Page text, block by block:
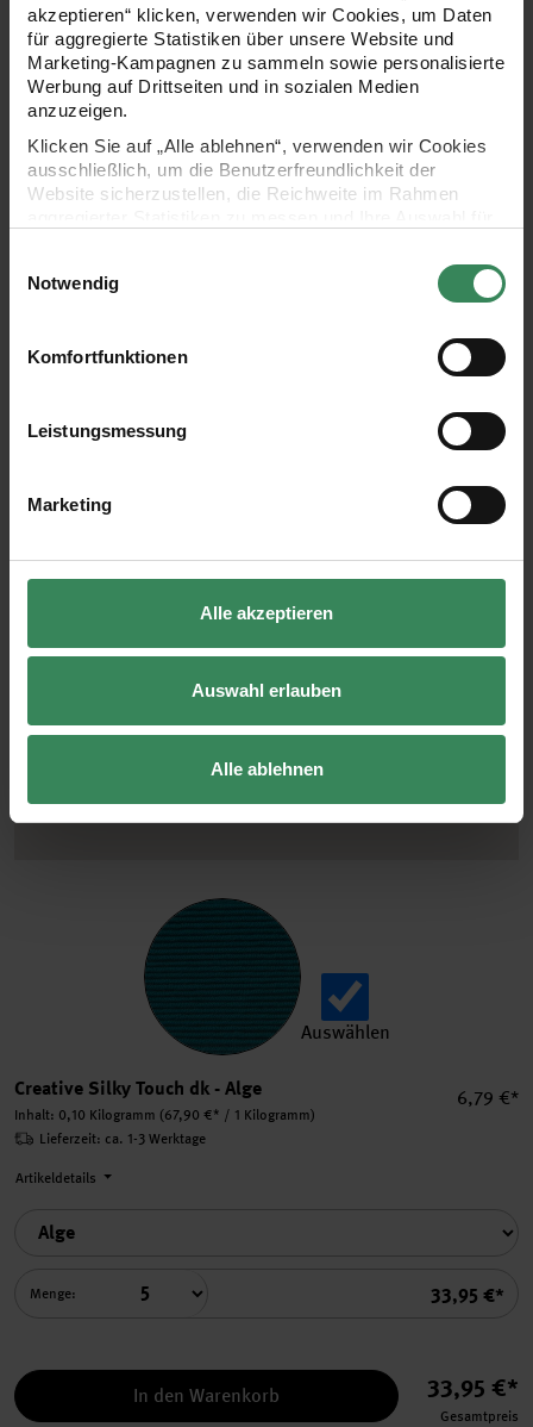
akzeptieren“ klicken, verwenden wir Cookies, um Daten
für aggregierte Statistiken über unsere Website und
Marketing-Kampagnen zu sammeln sowie personalisierte
Werbung auf Drittseiten und in sozialen Medien
anzuzeigen.
Klicken Sie auf „Alle ablehnen“, verwenden wir Cookies
ausschließlich, um die Benutzerfreundlichkeit der
Website sicherzustellen, die Reichweite im Rahmen
Ihre Einwilligung ist freiwillig und kann jederzeit über den
Link „Cookie-Einstellungen“ im Fußbereich der Seite
verwendeten Technologien und den Empfängern der
Daten finden Sie in unserer Datenschutzerklärung.
Notwendig
Komfortfunktionen
Leistungsmessung
Marketing
Alle akzeptieren
Auswahl erlauben
Alle ablehnen
unterhalb der Schulternaht markieren. Zwischen den
Markierungen die Ärmel einsetzen.
Die Seiten- und Ärmelnähte schließen.
Auswählen
Creative Silky Touch dk - Alge
Inhalt: 0,10 Kilogramm (67,90 €* / 1 Kilogramm)
6,79 €*
Summe
33,95 €*
Lieferzeit: ca. 1-3 Werktage
Artikeldetails
Menge:
In den Warenkorb 33,95 €*
Gesamtpreis